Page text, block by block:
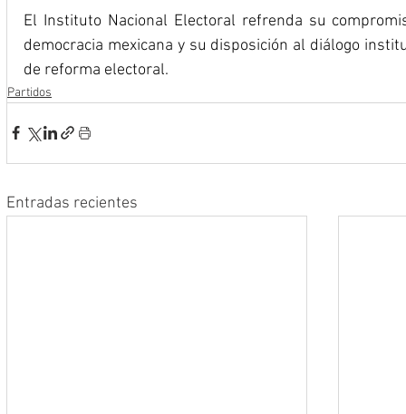
El Instituto Nacional Electoral refrenda su
democracia mexicana y su disposición al diálogo
de reforma electoral.
Partidos
Entradas recientes